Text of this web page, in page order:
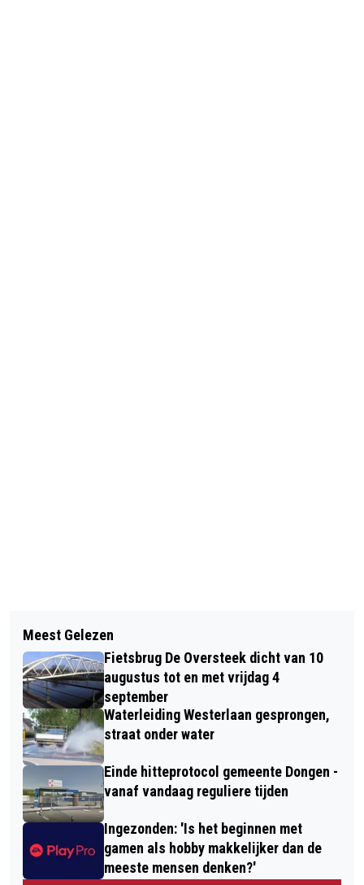
MAANDAG WEER LANDELIJK
TESTBERICHT VAN NL-ALERT
ONDERHOUD AAN VIERBUNDERSWEG -
WEG AFGESLOTEN VAN 4 OP 5 JUNI
Meest Gelezen
Fietsbrug De Oversteek dicht van 10
augustus tot en met vrijdag 4
september
Waterleiding Westerlaan gesprongen,
straat onder water
Einde hitteprotocol gemeente Dongen -
vanaf vandaag reguliere tijden
Ingezonden: 'Is het beginnen met
gamen als hobby makkelijker dan de
meeste mensen denken?'